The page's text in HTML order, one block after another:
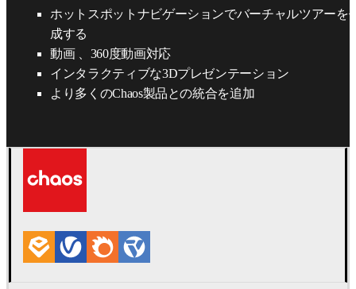
ホットスポットナビゲーションでバーチャルツアーを
成する
動画 、360度動画対応
インタラクティブな3Dプレゼンテーション
より多くのChaos製品との統合を追加